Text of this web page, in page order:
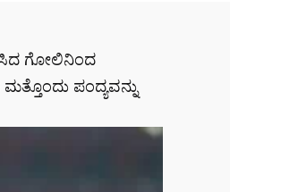
ಗೋಲಿನಿಂದ
ಪಂದ್ಯವನ್ನು